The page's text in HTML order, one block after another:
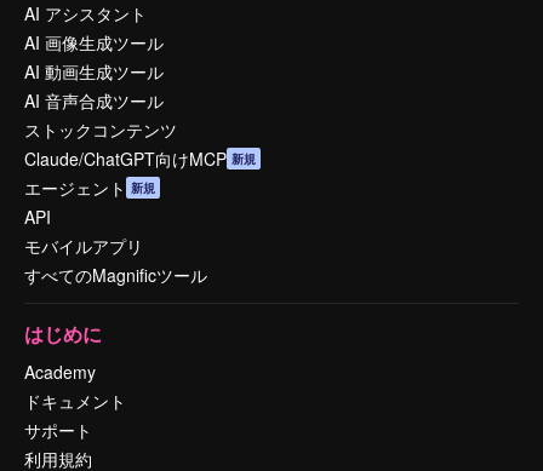
AI アシスタント
AI 画像生成ツール
AI 動画生成ツール
AI 音声合成ツール
ストックコンテンツ
Claude/ChatGPT向けMCP 新規
エージェント 新規
API
モバイルアプリ
すべてのMagnificツール
はじめに
Academy
ドキュメント
サポート
利用規約